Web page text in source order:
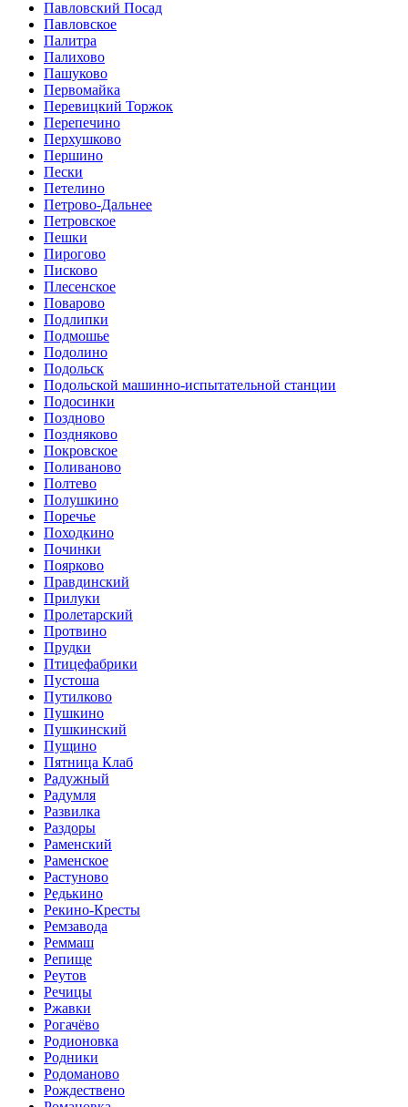
Павловский Посад
Павловское
Палитра
Палихово
Пашуково
Первомайка
Перевицкий Торжок
Перепечино
Перхушково
Першино
Пески
Петелино
Петрово-Дальнее
Петровское
Пешки
Пирогово
Писково
Плесенское
Поварово
Подлипки
Подмошье
Подолино
Подольск
Подольской машинно-испытательной станции
Подосинки
Поздново
Поздняково
Покровское
Поливаново
Полтево
Полушкино
Поречье
Походкино
Починки
Поярково
Правдинский
Прилуки
Пролетарский
Протвино
Прудки
Птицефабрики
Пустоша
Путилково
Пушкино
Пушкинский
Пущино
Пятница Клаб
Радужный
Радумля
Развилка
Раздоры
Раменский
Раменское
Растуново
Редькино
Рекино-Кресты
Ремзавода
Реммаш
Репище
Реутов
Речицы
Ржавки
Рогачёво
Родионовка
Родники
Родоманово
Рождествено